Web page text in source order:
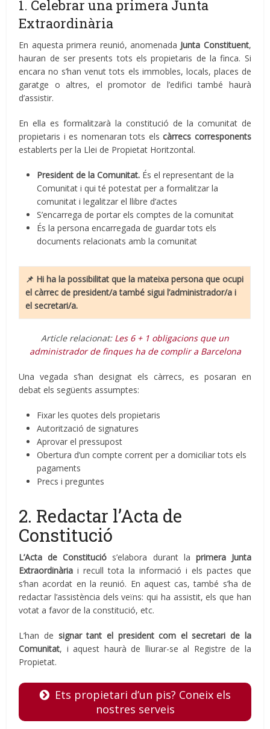
1. Celebrar una primera Junta
Extraordinària
En aquesta primera reunió, anomenada Junta Constituent,
hauran de ser presents tots els propietaris de la finca. Si
encara no s’han venut tots els immobles, locals, places de
garatge o altres, el promotor de l’edifici també haurà
d’assistir.
En ella es formalitzarà la constitució de la comunitat de
propietaris i es nomenaran tots elscàrrecs corresponents
establerts per la Llei de Propietat Horitzontal.
President de la Comunitat. És el representant de la
Comunitat i qui té potestat per a formalitzar la
comunitat i legalitzar el llibre d’actes
S’encarrega de portar els comptes de la comunitat
És la persona encarregada de guardar tots els
documents relacionats amb la comunitat
📌 Hi ha la possibilitat que la mateixa persona que ocupi
el càrrec de president/a també sigui l’administrador/a i
el secretari/a.
Article relacionat: Les 6 + 1 obligacions que un
administrador de finques ha de complir a Barcelona
Una vegada s’han designat els càrrecs, es posaran en
debat els següents assumptes:
Fixar les quotes dels propietaris
Autorització de signatures
Aprovar el pressupost
Obertura d’un compte corrent per a domiciliar tots els
pagaments
Precs i preguntes
2. Redactar l’Acta de
Constitució
L’Acta de Constitució s’elabora durant la primera Junta
Extraordinària i recull tota la informació i els pactes que
s’han acordat en la reunió. En aquest cas, també s’ha de
redactar l’assistència dels veïns: qui ha assistit, els que han
votat a favor de la constitució, etc.
L’han de signar tant el president com el secretari de la
Comunitat, i aquest haurà de lliurar-se al Registre de la
Propietat.
Ets propietari d’un pis? Coneix els
nostres serveis